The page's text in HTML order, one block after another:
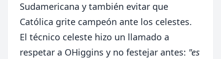
Sudamericana y también evitar que
Católica grite campeón ante los celestes.
El técnico celeste hizo un llamado a
respetar a OHiggins y no festejar antes: "es